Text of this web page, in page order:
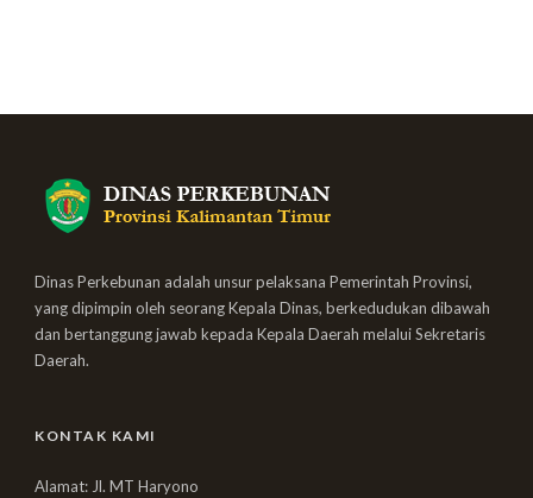
Dinas Perkebunan adalah unsur pelaksana Pemerintah Provinsi,
yang dipimpin oleh seorang Kepala Dinas, berkedudukan dibawah
dan bertanggung jawab kepada Kepala Daerah melalui Sekretaris
Daerah.
KONTAK KAMI
Alamat: Jl. MT Haryono